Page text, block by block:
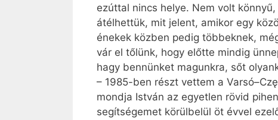
ezúttal nincs helye. Nem volt
átélhettük, mit jelent, amikor egy
énekek közben pedig többeknek,
vár el tőlünk, hogy előtte mindig
hagy bennünket magunkra, sőt
– 1985-ben részt vettem a
mondja István az egyetlen rövid
segítségemet körülbelül öt évvel